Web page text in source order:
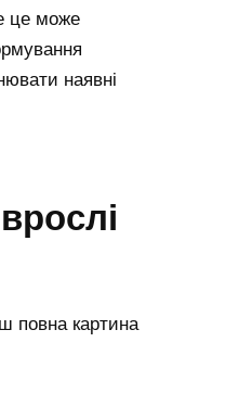
це може
наявні
повна картина